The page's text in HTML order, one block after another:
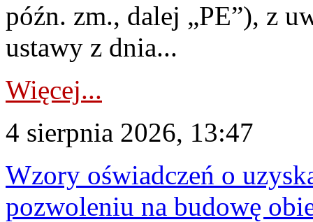
późn. zm., dalej „PE”), z
ustawy z dnia...
Więcej...
4 sierpnia 2026, 13:47
Wzory oświadczeń o
pozwoleniu na budowę